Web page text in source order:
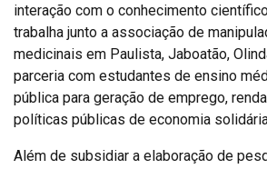
interação com o conhecimento
trabalha junto a associação de
medicinais em Paulista, Jaboatão,
parceria com estudantes de ensino
pública para geração de emprego,
políticas públicas de economia
Além de subsidiar a elaboração de